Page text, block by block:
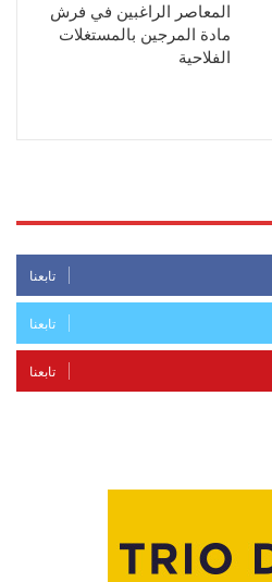
المعاصر الراغبين في فرش
مادة المرجين بالمستغلات
الفلاحية
تابعنا
تابعنا
تابعنا